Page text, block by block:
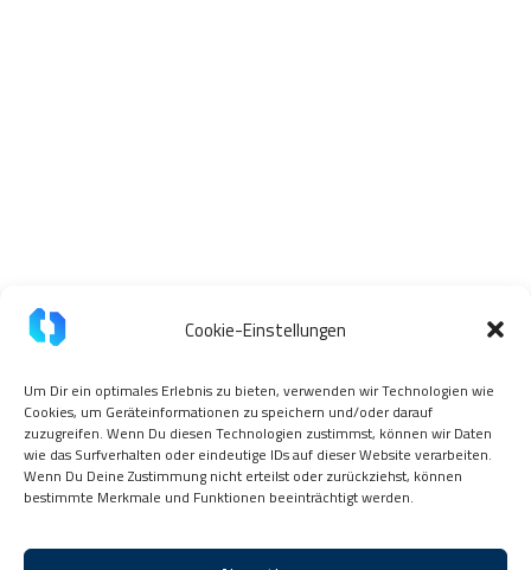
Cookie-Einstellungen
Um Dir ein optimales Erlebnis zu bieten, verwenden wir Technologien wie
Cookies, um Geräteinformationen zu speichern und/oder darauf
zuzugreifen. Wenn Du diesen Technologien zustimmst, können wir Daten
wie das Surfverhalten oder eindeutige IDs auf dieser Website verarbeiten.
Wenn Du Deine Zustimmung nicht erteilst oder zurückziehst, können
bestimmte Merkmale und Funktionen beeinträchtigt werden.